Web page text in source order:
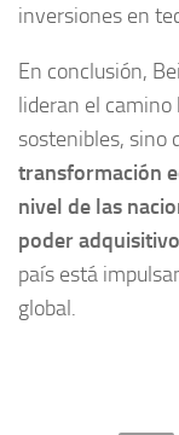
inversiones en
En conclusión,
lideran el
sostenibles, sino
transformación
nivel de las
poder adquisitivo
país está
global.